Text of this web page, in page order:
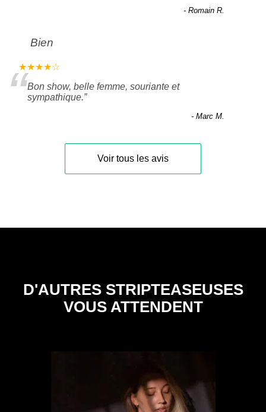
- Romain R.
Bien
★★★★☆
“Bon show, belle femme, souriante et
sympathique.”
- Marc M.
Voir tous les avis
D'AUTRES STRIPTEASEUSES
VOUS ATTENDENT